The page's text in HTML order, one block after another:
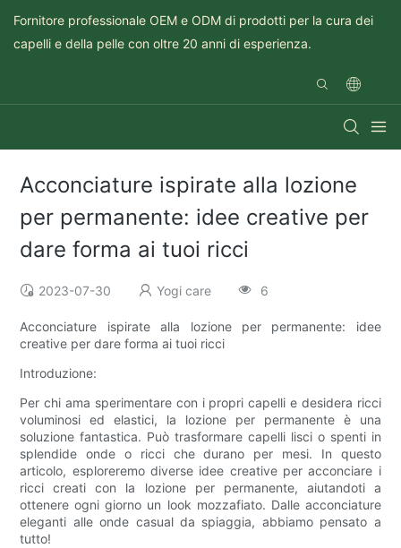
Fornitore professionale OEM e ODM di prodotti per la cura dei
capelli e della pelle con oltre 20 anni di esperienza.
Acconciature ispirate alla lozione
per permanente: idee creative per
dare forma ai tuoi ricci
2023-07-30 Yogi care 6
Acconciature ispirate alla lozione per permanente: idee
creative per dare forma ai tuoi ricci
Introduzione:
Per chi ama sperimentare con i propri capelli e desidera ricci
voluminosi ed elastici, la lozione per permanente è una
soluzione fantastica. Può trasformare capelli lisci o spenti in
splendide onde o ricci che durano per mesi. In questo
articolo, esploreremo diverse idee creative per acconciare i
ricci creati con la lozione per permanente, aiutandoti a
ottenere ogni giorno un look mozzafiato. Dalle acconciature
eleganti alle onde casual da spiaggia, abbiamo pensato a
tutto!